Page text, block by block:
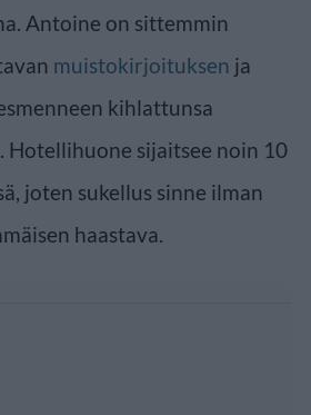
Antoine on sittemmin
muistokirjoituksen ja
kihlattunsa
Hotellihuone sijaitsee noin 10
joten sukellus sinne ilman
haastava.